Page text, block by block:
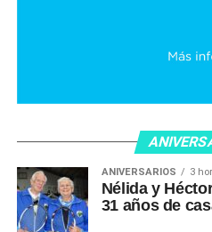
ANIVERSARIOS 3
Nélida y
31 años de